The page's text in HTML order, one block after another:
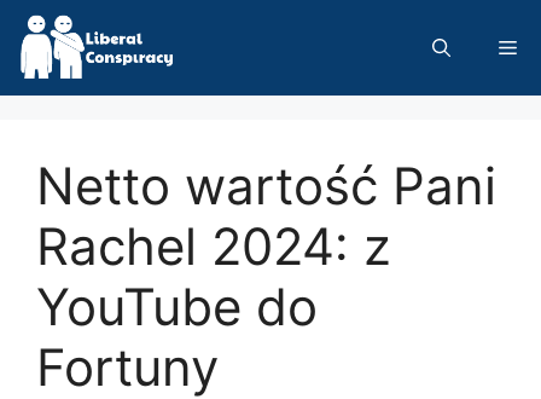
Skip
content
Netto wartość Pani
Rachel 2024: z
YouTube do
Fortuny